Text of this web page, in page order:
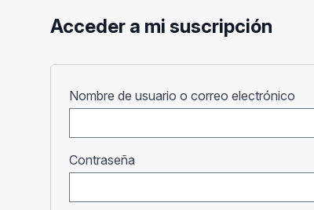
Acceder a mi suscripción
Nombre de usuario o correo electrónico
Contraseña